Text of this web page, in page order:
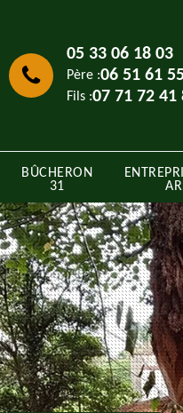
05 33 06 18 03
Père :06 51 61
Fils :07 71 72 41
BÛCHERON
31